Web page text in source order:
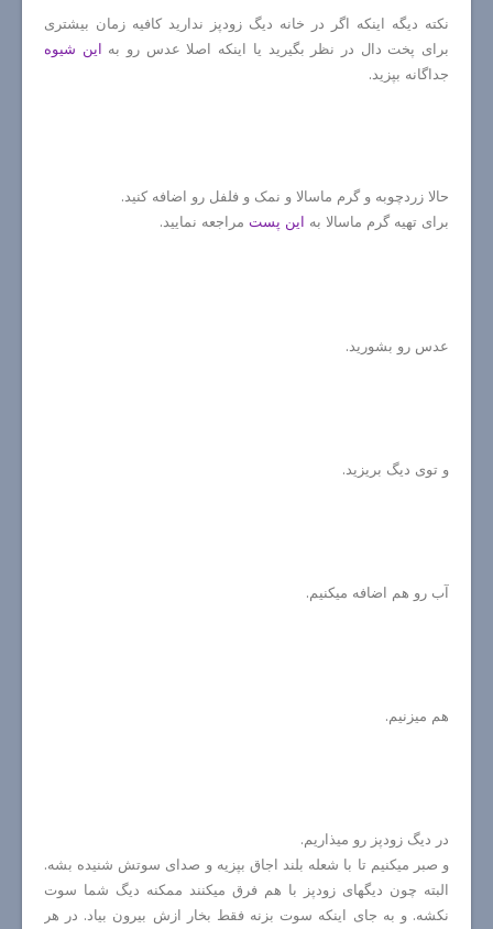
نکته دیگه اینکه اگر در خانه دیگ زودپز ندارید کافیه زمان بیشتری
برای پخت دال در نظر بگیرید یا اینکه اصلا عدس رو به این شیوه
جداگانه بپزید.
حالا زردچوبه و گرم ماسالا و نمک و فلفل رو اضافه کنید.
برای تهیه گرم ماسالا به این پست مراجعه نمایید.
عدس رو بشورید.
و توی دیگ بریزید.
آب رو هم اضافه میکنیم.
هم میزنیم.
در دیگ زودپز رو میذاریم.
و صبر میکنیم تا با شعله بلند اجاق بپزیه و صدای سوتش شنیده بشه.
البته چون دیگهای زودپز با هم فرق میکنند ممکنه دیگ شما سوت
نکشه. و به جای اینکه سوت بزنه فقط بخار ازش بیرون بیاد. در هر